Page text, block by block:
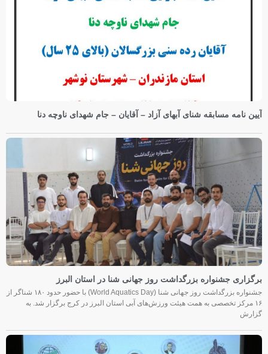
آیین نامه مسابقه شنای آبهای آزاد – آقایان – جام شهدای ناوچه دنا
برگزاری جشنواره بزرگداشت روز جهانی شنا در استان البرز
جشنواره بزرگداشت روز جهانی شنا (World Aquatics Day) با حضور حدود ۱۸۰ شناگر از
۱۶ مرکز تخصصی به همت هیئت ورزش‌های آبی استان البرز در کرج برگزار شد. به
گزارش